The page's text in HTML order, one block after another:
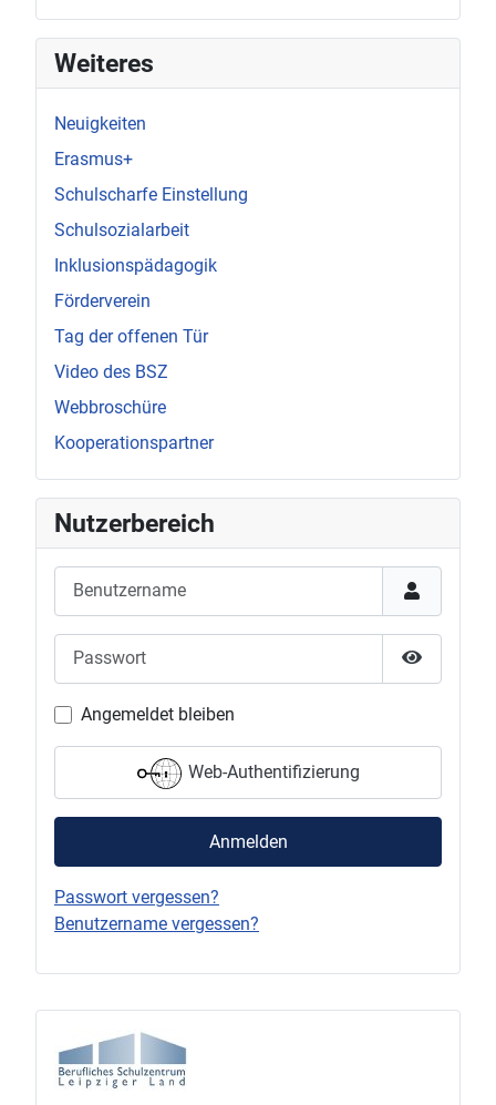
Weiteres
Neuigkeiten
Erasmus+
Schulscharfe Einstellung
Schulsozialarbeit
Inklusionspädagogik
Förderverein
Tag der offenen Tür
Video des BSZ
Webbroschüre
Kooperationspartner
Nutzerbereich
Passwort
Passwort
Angemeldet bleiben
Web-Authentifizierung
Anmelden
Passwort vergessen?
Benutzername vergessen?